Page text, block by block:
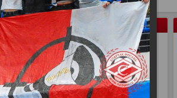
межконтинентального кубка по